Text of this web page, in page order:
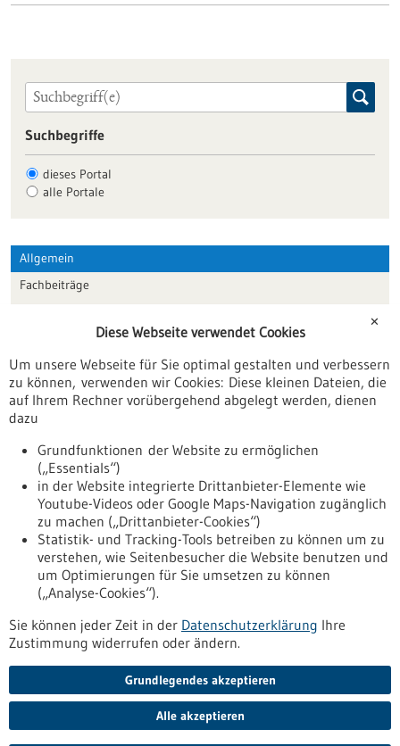
Suchbegriffe
dieses Portal
alle Portale
Allgemein
Fachbeiträge
Veranstaltungen
Erscheinungsdatum
Nach oben
Informiert bleiben
Newsletter abonnieren
✕
Diese Webseite verwendet Cookies
Um unsere Webseite für Sie optimal gestalten und verbessern
zu können, verwenden wir Cookies: Diese kleinen Dateien, die
auf Ihrem Rechner vorübergehend abgelegt werden, dienen
dazu
Grundfunktionen der Website zu ermöglichen
(„Essentials“)
in der Website integrierte Drittanbieter-Elemente wie
Youtube-Videos oder Google Maps-Navigation zugänglich
zu machen („Drittanbieter-Cookies“)
Statistik- und Tracking-Tools betreiben zu können um zu
verstehen, wie Seitenbesucher die Website benutzen und
um Optimierungen für Sie umsetzen zu können
(„Analyse-Cookies“).
Sie können jeder Zeit in der Datenschutzerklärung Ihre
Zustimmung widerrufen oder ändern.
Grundlegendes akzeptieren
Alle akzeptieren